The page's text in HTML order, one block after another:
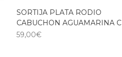
SORTIJA PLATA RODIO
CABUCHON AGUAMARINA
59,00€